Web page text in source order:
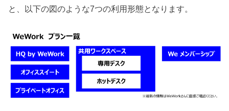
と、以下の図のような7つの利用形態となります。